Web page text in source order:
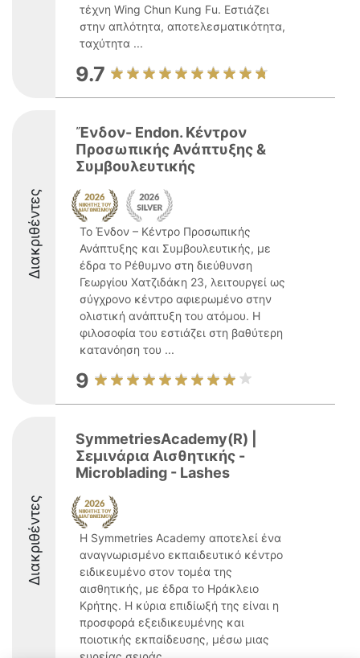
τέχνη Wing Chun Kung Fu. Εστιάζει
στην απλότητα, αποτελεσματικότητα,
ταχύτητα ...
9.7
Διακριθέντες
Ἔνδον- Endon. Κέντρον
Προσωπικής Ανάπτυξης &
Συμβουλευτικής
Το Ένδον – Κέντρο Προσωπικής
Ανάπτυξης και Συμβουλευτικής, με
έδρα το Ρέθυμνο στη διεύθυνση
Γεωργίου Χατζιδάκη 23, λειτουργεί ως
σύγχρονο κέντρο αφιερωμένο στην
ολιστική ανάπτυξη του ατόμου. Η
φιλοσοφία του εστιάζει στη βαθύτερη
κατανόηση του ...
9
Διακριθέντες
SymmetriesAcademy(R) |
Σεμινάρια Αισθητικής -
Microblading - Lashes
Η Symmetries Academy αποτελεί ένα
αναγνωρισμένο εκπαιδευτικό κέντρο
ειδικευμένο στον τομέα της
αισθητικής, με έδρα το Ηράκλειο
Κρήτης. Η κύρια επιδίωξή της είναι η
προσφορά εξειδικευμένης και
ποιοτικής εκπαίδευσης, μέσω μιας